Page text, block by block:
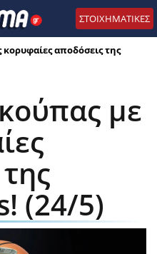
ΣΤΟΙΧΗΜΑΤΙΚΕΣ
αποδόσεις της
με
(24/5)